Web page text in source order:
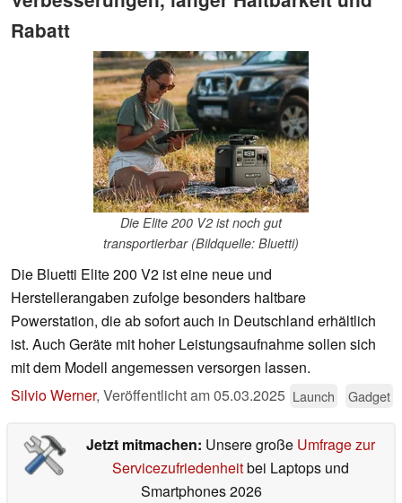
Rabatt
Die Elite 200 V2 ist noch gut
transportierbar (Bildquelle: Bluetti)
Die Bluetti Elite 200 V2 ist eine neue und
Herstellerangaben zufolge besonders haltbare
Powerstation, die ab sofort auch in Deutschland erhältlich
ist. Auch Geräte mit hoher Leistungsaufnahme sollen sich
mit dem Modell angemessen versorgen lassen.
Silvio Werner, Veröffentlicht am05.03.2025 Launch Gadget
Jetzt mitmachen: Unsere große Umfrage zur
Servicezufriedenheitbei Laptops und
Smartphones 2026